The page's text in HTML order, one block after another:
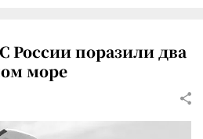
России поразили два
море